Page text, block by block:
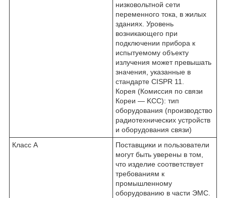
низковольтной сети
переменного тока, в жилых
зданиях. Уровень
возникающего при
подключении прибора к
испытуемому объекту
излучения может превышать
значения, указанные в
стандарте CISPR 11.
Корея (Комиссия по связи
Кореи — KCC): тип
оборудования (производство
радиотехнических устройств
и оборудования связи)
Класс А
Поставщики и пользователи
могут быть уверены в том,
что изделие соответствует
требованиям к
промышленному
оборудованию в части ЭМС.